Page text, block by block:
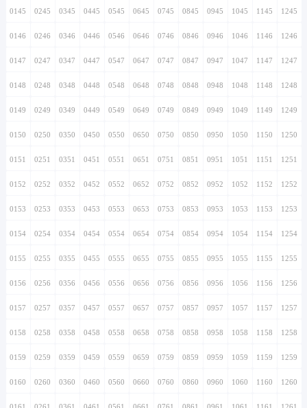
0145 0245 0345 0445 0545 0645 0745 0845 0945 1045 1145 1245
0146 0246 0346 0446 0546 0646 0746 0846 0946 1046 1146 1246
0147 0247 0347 0447 0547 0647 0747 0847 0947 1047 1147 1247
0148 0248 0348 0448 0548 0648 0748 0848 0948 1048 1148 1248
0149 0249 0349 0449 0549 0649 0749 0849 0949 1049 1149 1249
0150 0250 0350 0450 0550 0650 0750 0850 0950 1050 1150 1250
0151 0251 0351 0451 0551 0651 0751 0851 0951 1051 1151 1251
0152 0252 0352 0452 0552 0652 0752 0852 0952 1052 1152 1252
0153 0253 0353 0453 0553 0653 0753 0853 0953 1053 1153 1253
0154 0254 0354 0454 0554 0654 0754 0854 0954 1054 1154 1254
0155 0255 0355 0455 0555 0655 0755 0855 0955 1055 1155 1255
0156 0256 0356 0456 0556 0656 0756 0856 0956 1056 1156 1256
0157 0257 0357 0457 0557 0657 0757 0857 0957 1057 1157 1257
0158 0258 0358 0458 0558 0658 0758 0858 0958 1058 1158 1258
0159 0259 0359 0459 0559 0659 0759 0859 0959 1059 1159 1259
0160 0260 0360 0460 0560 0660 0760 0860 0960 1060 1160 1260